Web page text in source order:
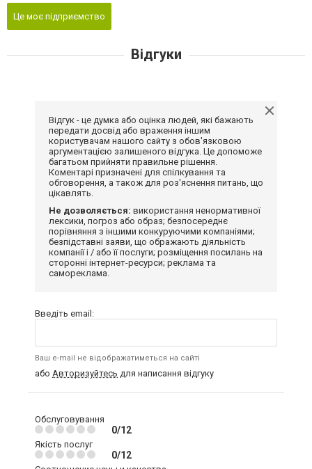
Це моє підприємство
Відгуки
Відгук - це думка або оцінка людей, які бажають
передати досвід або враження іншим
користувачам нашого сайту з обов'язковою
аргументацією залишеного відгука. Це допоможе
багатьом прийняти правильне рішення.
Коментарі призначені для спілкування та
обговорення, а також для роз'яснення питань, що
цікавлять.
Не дозволяється: використання ненормативної
лексики, погроз або образ; безпосереднє
порівняння з іншими конкуруючими компаніями;
безпідставні заяви, що ображають діяльність
компанії і / або її послуги; розміщення посилань на
сторонні інтернет-ресурси; реклама та
самореклама.
Введіть email:
Ваш e-mail не відображатиметься на сайті
або Авторизуйтесь для написання відгуку
Обслуговування
0/12
Якість послуг
0/12